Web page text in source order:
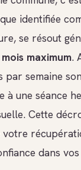
identifiée
se résout
maximum.
par semaine
à une séance
Cette
votre
dans